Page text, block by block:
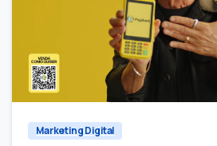
Marketing Digital